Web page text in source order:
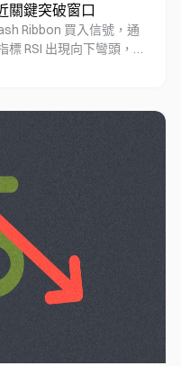
關鍵突破窗口
Ribbon 買入信號，通
RSI 出現向下彎頭，若
情。